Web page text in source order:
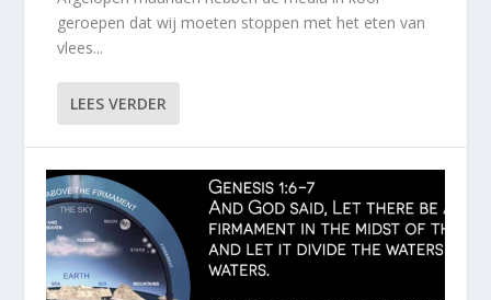
geroepen dat wij moeten stoppen met het eten van
vlees...
LEES VERDER